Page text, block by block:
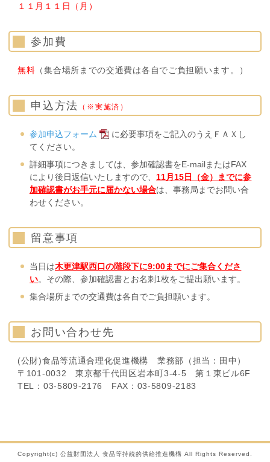
１１月１１日（月）
参加費
無料 （集合場所までの交通費は各自でご負担願います。）
申込方法 （※実施済）
参加申込フォーム
に必要事項をご記入のうえＦＡＸし
てください。
詳細事項につきましては、参加確認書をE-mailまたはFAX
により後日返信いたしますので、 11月15日（金）までに参
加確認書がお手元に届かない場合は、事務局までお問い合
わせください。
留意事項
当日は木更津駅西口の階段下に9:00までにご集合くださ
い。その際、参加確認書とお名刺1枚をご提出願います。
集合場所までの交通費は各自でご負担願います。
お問い合わせ先
(公財)食品等流通合理化促進機構 業務部（担当：田中）
〒101-0032 東京都千代田区岩本町3-4-5 第１東ビル6F
TEL：03-5809-2176 FAX：03-5809-2183
Copyright(c) 公益財団法人 食品等持続的供給推進機構 All Rights Reserved.